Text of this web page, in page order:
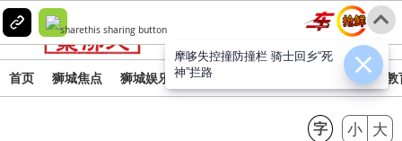
简繁
首页 狮城焦点 狮城娱乐 时事 社团
字 小 大
摩哆失控撞防撞栏 骑士回乡“死
神”拦路